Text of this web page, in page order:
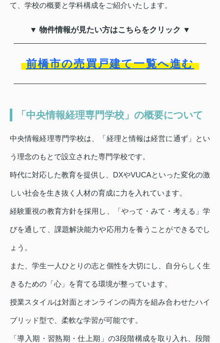
て、学校の概要と学科構成をご紹介いたします。
▼ 物件情報が見たい方はこちらをクリック ▼
前橋市の売買戸建て一覧へ進む
「中央情報経理専門学校」の概要について
中央情報経理専門学校は、「経理と情報は経営に通ず」とい
う理念のもとで設立された専門学校です。
時代に対応した教育を提供し、DXやVUCAといった変化の激
しい社会を生き抜く人材の育成に力を入れています。
経験重視の教育方針を採用し、「やって・みて・考える」学
びを通して、課題解決能力や応用力を養うことができるでし
ょう。
また、学生一人ひとりの志と個性を大切にし、自分らしく生
きるための「心」を育てる環境が整っています。
授業スタイルは対面とオンラインの両方を組み合わせたハイ
ブリッド型で、柔軟な学習が可能です。
「導入期・習熟期・仕上期」の3段階構成を取り入れ、段階